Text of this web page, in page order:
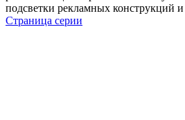
подсветки рекламных конструкций
Страница серии